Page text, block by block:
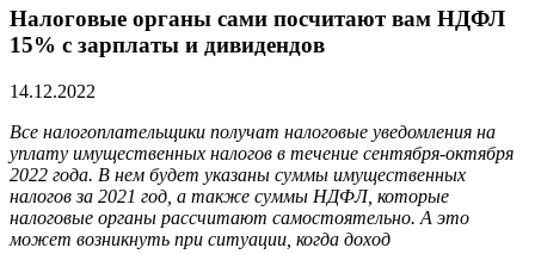
Налоговые органы сами посчитают вам НДФЛ
15% с зарплаты и дивидендов
14.12.2022
Все налогоплательщики получат налоговые уведомления на
уплату имущественных налогов в течение сентября-октября
2022 года. В нем будет указаны суммы имущественных
налогов за 2021 год, а также суммы НДФЛ, которые
налоговые органы рассчитают самостоятельно. А это
может возникнуть при ситуации, когда доход